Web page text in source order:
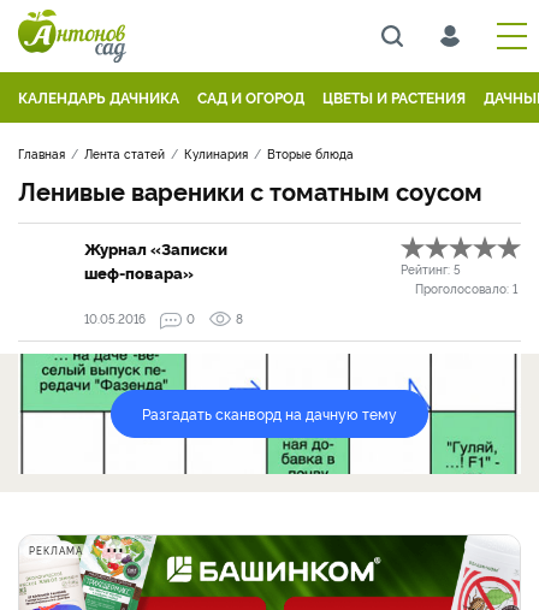
КАЛЕНДАРЬ ДАЧНИКА САД И ОГОРОД ЦВЕТЫ И РАСТЕНИЯ
Главная Лента статей Кулинария Вторые блюда
Ленивые вареники с томатным соусом
Журнал «Записки
шеф-повара»
Рейтинг: 5
Проголосовало: 1
10.05.2016
0 8
Разгадать сканворд на дачную тему
РЕКЛАМА